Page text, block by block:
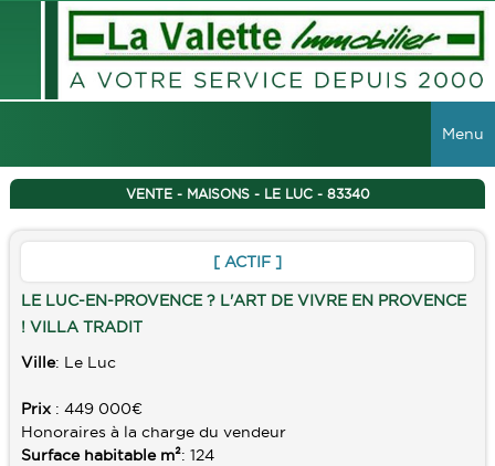
Menu
VENTES
TOUTES LES VENTES
MAISONS
APPARTEMENTS
IMMEUBLES
TERRAINS
LOCATIONS
TOUTES LES LOCATIONS
GESTION
VENTE - MAISONS - LE LUC - 83340
[ ACTIF ]
LE LUC-EN-PROVENCE ? L'ART DE VIVRE EN PROVENCE
! VILLA TRADIT
Ville: Le Luc
Prix: 449 000€
Honoraires à la charge du vendeur
Surface habitable m²: 124